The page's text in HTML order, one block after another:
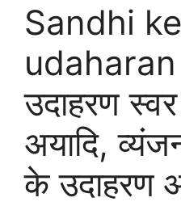
Sandhi ke
उदाहरण स्वर
अयादि,
के उदाहरण